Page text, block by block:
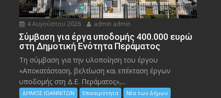
4 Αυγούστου 2026 admin admin
Σύμβαση για έργα υποδομής 400.000 ευρώ
στη Δημοτική Ενότητα Περάματος
Τη σύμβαση για την υλοποίηση του έργου
«Αποκατάσταση, βελτίωση και επέκταση έργων
υποδομής στη Δ.Ε. Περάματος»,...
ΔΗΜΟΣ ΙΩΑΝΝΙΤΩΝ Επικαιρότητα Νέα των Δήμων